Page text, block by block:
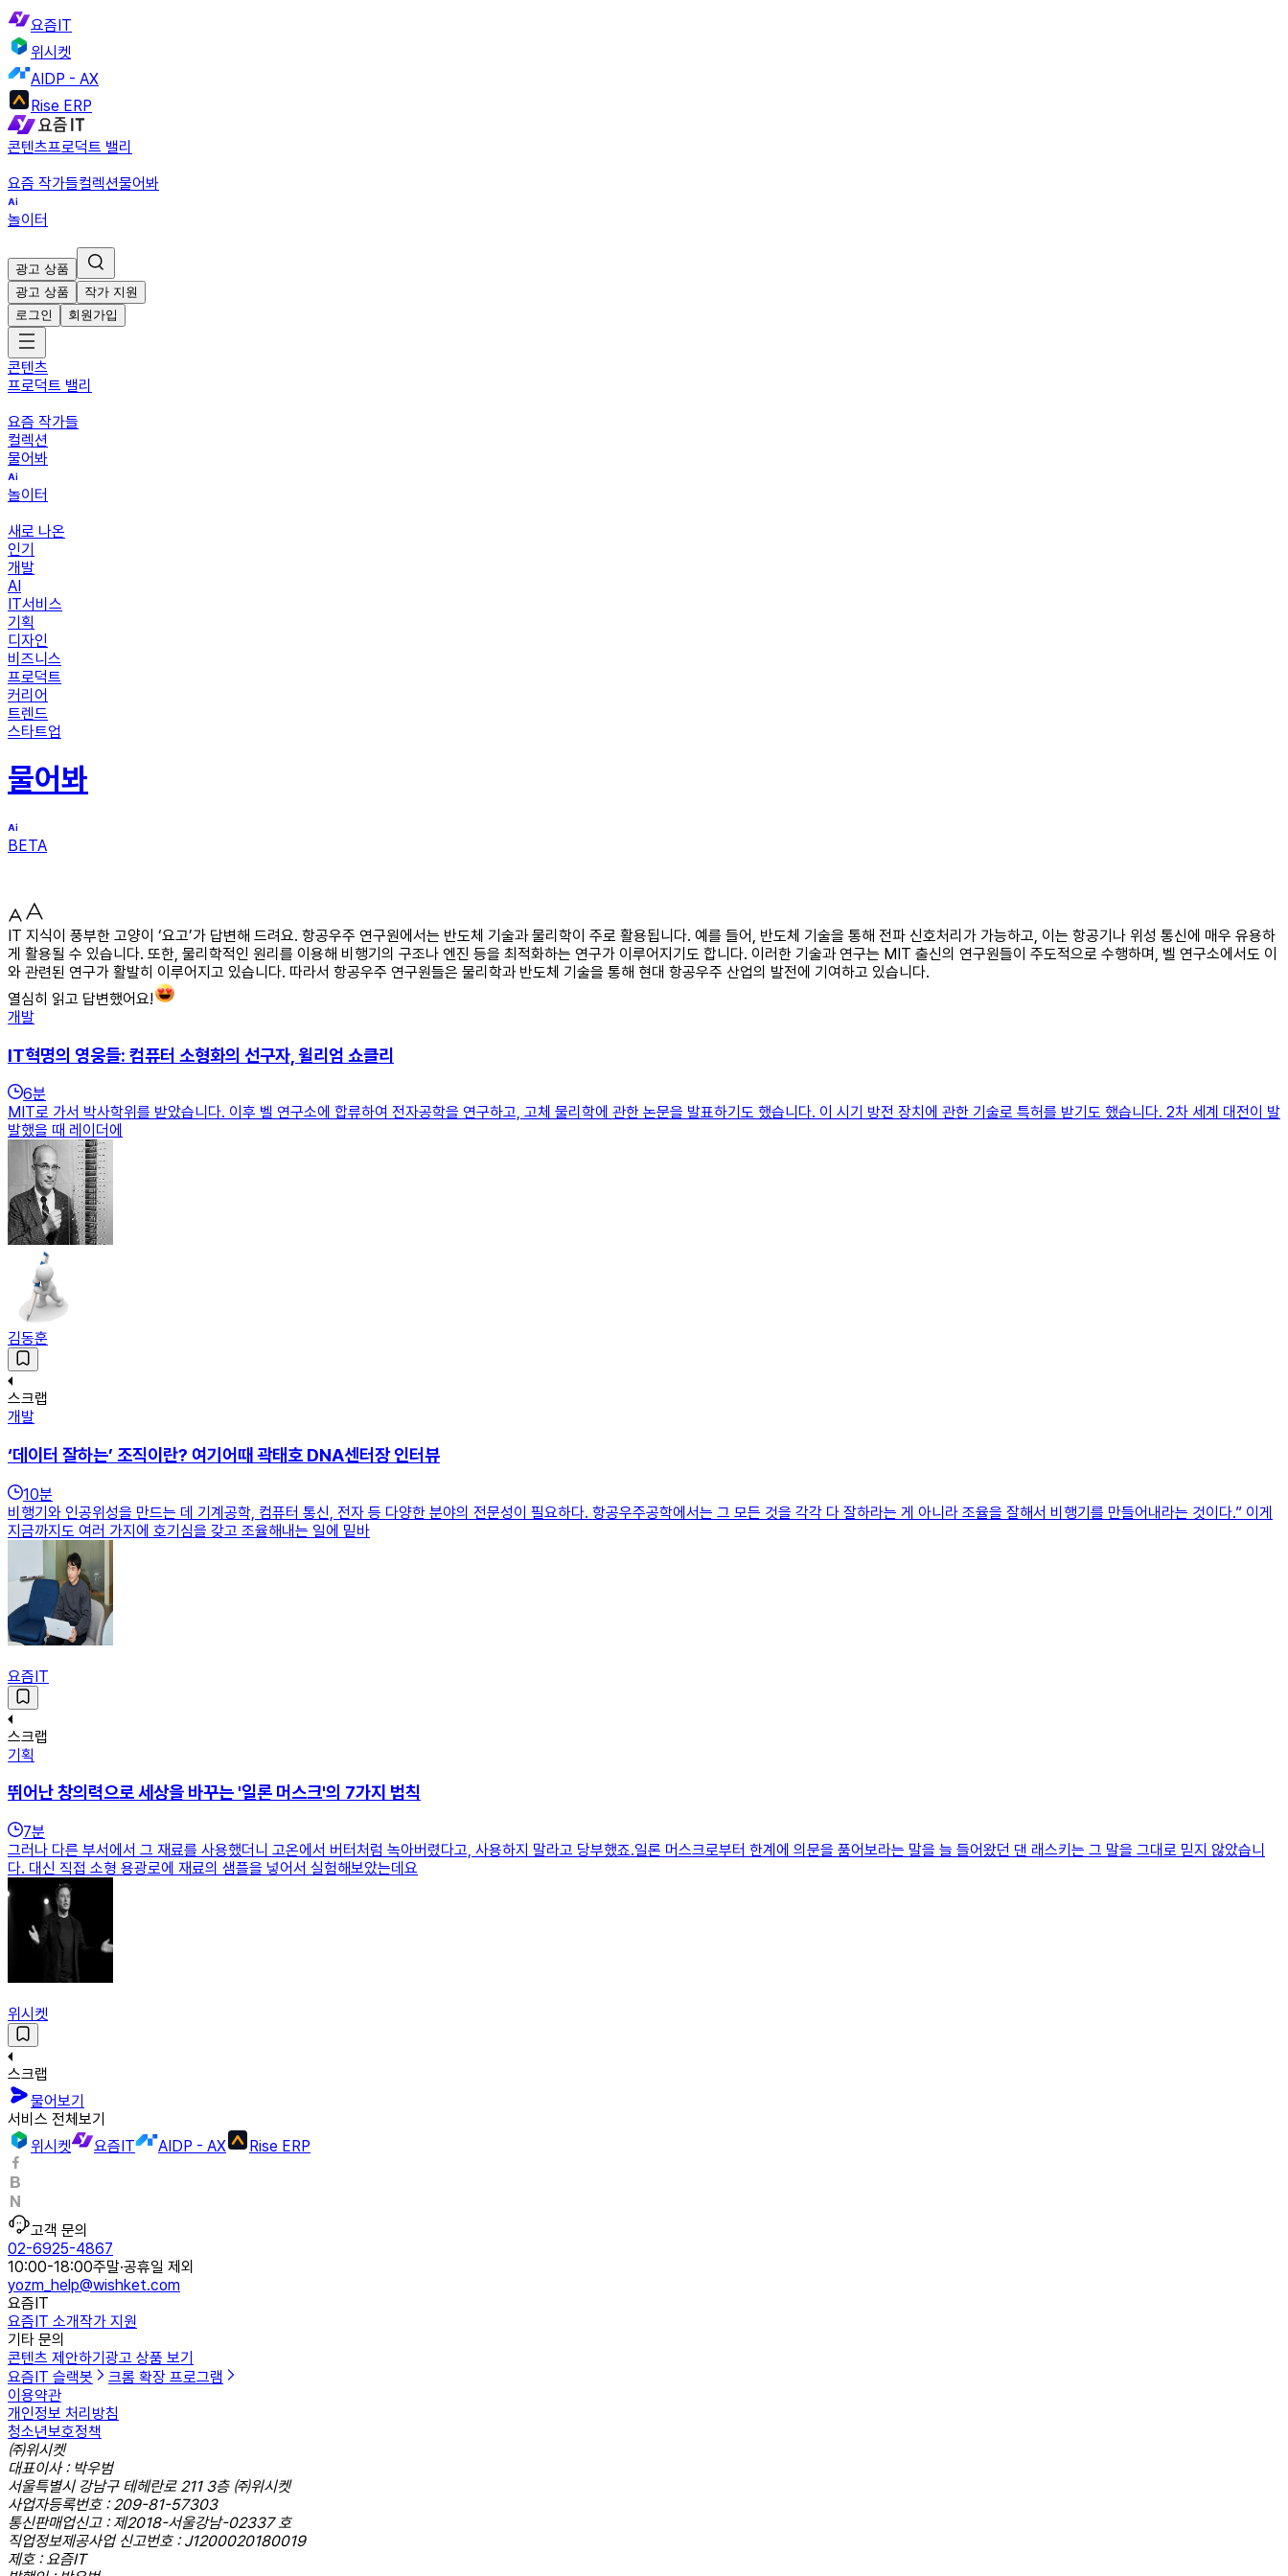
요즘IT
위시켓
AIDP - AX
Rise ERP
콘텐츠프로덕트 밸리
요즘 작가들컬렉션물어봐
놀이터
광고 상품
광고 상품
작가 지원
로그인
회원가입
콘텐츠
프로덕트 밸리
요즘 작가들
컬렉션
물어봐
놀이터
새로 나온
인기
개발
AI
IT서비스
기획
디자인
비즈니스
프로덕트
커리어
트렌드
스타트업
물어봐
BETA
IT 지식이 풍부한 고양이 ‘요고’가 답변해 드려요. 항공우주 연구원에서는 반도체 기술과 물리학이 주로 활용됩니다. 예를 들어, 반도체 기술을 통해 전파 신호처리가 가능하고, 이는 항공기나 위성 통신에 매우 유용하
게 활용될 수 있습니다. 또한, 물리학적인 원리를 이용해 비행기의 구조나 엔진 등을 최적화하는 연구가 이루어지기도 합니다. 이러한 기술과 연구는 MIT 출신의 연구원들이 주도적으로 수행하며, 벨 연구소에서도 이
와 관련된 연구가 활발히 이루어지고 있습니다. 따라서 항공우주 연구원들은 물리학과 반도체 기술을 통해 현대 항공우주 산업의 발전에 기여하고 있습니다.
열심히 읽고 답변했어요!
개발
IT혁명의 영웅들: 컴퓨터 소형화의 선구자, 윌리엄 쇼클리
6분
MIT로 가서 박사학위를 받았습니다. 이후 벨 연구소에 합류하여 전자공학을 연구하고, 고체 물리학에 관한 논문을 발표하기도 했습니다. 이 시기 방전 장치에 관한 기술로 특허를 받기도 했습니다. 2차 세계 대전이 발
발했을 때 레이더에
김동훈
스크랩
개발
‘데이터 잘하는’ 조직이란? 여기어때 곽태호 DNA센터장 인터뷰
10분
비행기와 인공위성을 만드는 데 기계공학, 컴퓨터 통신, 전자 등 다양한 분야의 전문성이 필요하다. 항공우주공학에서는 그 모든 것을 각각 다 잘하라는 게 아니라 조율을 잘해서 비행기를 만들어내라는 것이다.” 이게
지금까지도 여러 가지에 호기심을 갖고 조율해내는 일에 밑바
요즘IT
스크랩
기획
뛰어난 창의력으로 세상을 바꾸는 '일론 머스크'의 7가지 법칙
7분
그러나 다른 부서에서 그 재료를 사용했더니 고온에서 버터처럼 녹아버렸다고, 사용하지 말라고 당부했죠.일론 머스크로부터 한계에 의문을 품어보라는 말을 늘 들어왔던 댄 래스키는 그 말을 그대로 믿지 않았습니
다. 대신 직접 소형 용광로에 재료의 샘플을 넣어서 실험해보았는데요
위시켓
스크랩
물어보기
서비스 전체보기
위시켓
요즘IT AIDP - AX Rise ERP
고객 문의
02-6925-4867
10:00-18:00주말·공휴일 제외
yozm_help@wishket.com
요즘IT
요즘IT 소개작가 지원
기타 문의
콘텐츠 제안하기 광고 상품 보기
요즘IT 슬랙봇
크롬 확장 프로그램
이용약관
개인정보 처리방침
청소년보호정책
㈜위시켓
대표이사 : 박우범
서울특별시 강남구 테헤란로 211 3층 ㈜위시켓
사업자등록번호 : 209-81-57303
통신판매업신고 : 제2018-서울강남-02337 호
직업정보제공사업 신고번호 : J1200020180019
제호 : 요즘IT